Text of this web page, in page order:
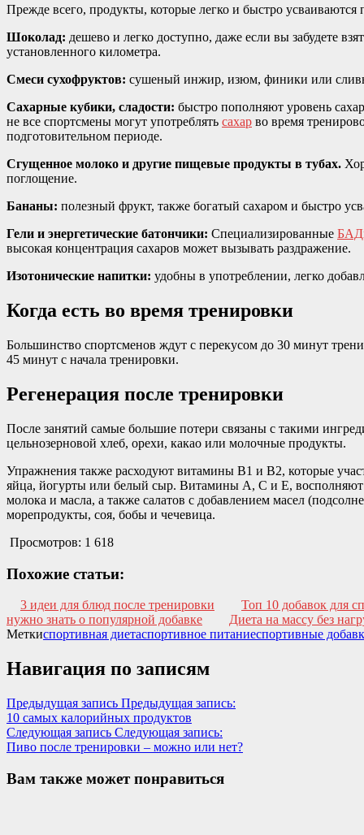
Прежде всего, продукты, которые легко и быстро
Шоколад: дешево и легко доступно, даже если вы забудете
установленного километра.
Смеси сухофруктов: сушеный инжир, изюм, финики или
Сахарные кубики, сладости: быстро пополняют уровень
не все спортсмены могут употреблять сахар во время
подготовительном периоде.
Сгущенное молоко и другие пищевые продукты в тубах.
поглощение.
Бананы: полезный фрукт, также богатый сахаром и быстро
Гели и энергетические батончики: Специализированные
высокая концентрация сахаров может вызывать раздражение.
Изотонические напитки: удобны в употреблении, легко
Когда есть во время тренировки
Большинство спортсменов ждут с перекусом до 30 минут
45 минут с начала тренировки.
Регенерация после тренировки
После занятий самые большие потери связаны с такими
цельнозерновой хлеб, орехи, какао или молочные продукты.
Упражнения также расходуют витамины В1 и В2, которые
яйца, йогурты или белый сыр. Витамины А, С и Е,
молока и масла, а также салатов с добавлением масел
морепродукты, соя, бобы и чечевица.
Просмотров: 1 618
Похожие статьи:
3 идеи для блюд после тренировки
Топ 10 добавок для
нужно знать о популярной добавке
Диета на массу без
Меткиспортивная диетаспортивное питаниеспортивные
Навигация по записям
Предыдущая запись Предыдущая запись:
10 самых калорийных продуктов
Следующая запись Следующая запись:
Пиво после тренировки – можно или нет?
Вам также может понравиться